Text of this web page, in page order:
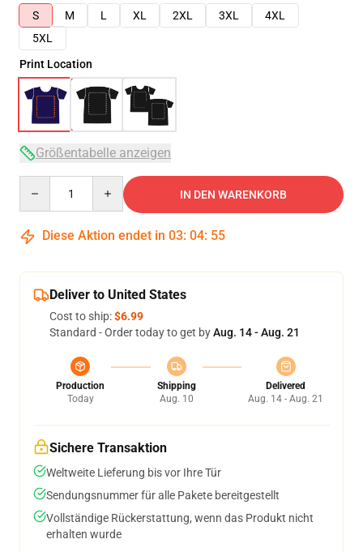
S
M L XL 2XL 3XL
4XL
5XL
Print Location
Größentabelle anzeigen
IN DEN WARENKORB
Diese Aktion endet in 03: 04: 54
Deliver to United States
Cost to ship:$6.99
Standard - Order today to get byAug. 14 - Aug. 21
Production
Today
Shipping
Aug. 10
Delivered
Aug. 14 - Aug. 21
Sichere Transaktion
Weltweite Lieferung bis vor Ihre Tür
Sendungsnummer für alle Pakete bereitgestellt
Vollständige Rückerstattung, wenn das Produkt nicht
erhalten wurde